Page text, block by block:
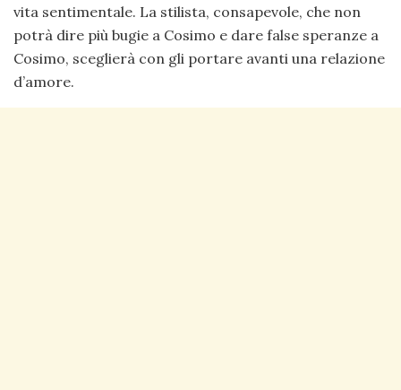
vita sentimentale. La stilista, consapevole, che non
potrà dire più bugie a Cosimo e dare false speranze a
Cosimo, sceglierà con gli portare avanti una relazione
d’amore.